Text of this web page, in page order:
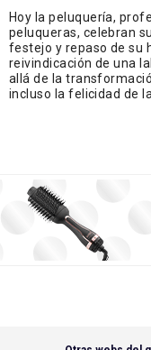
Hoy la peluquería,
peluqueras, celebran
festejo y repaso de su
reivindicación de una
allá de la
incluso la felicidad de